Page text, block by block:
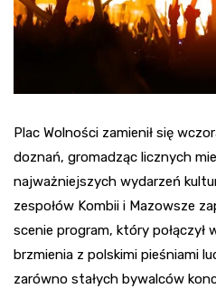
Plac Wolności zamienił się
doznań, gromadząc licznych
najważniejszych wydarzeń
zespołów Kombii i Mazowsze
scenie program, który połączył
brzmienia z polskimi pieśniami
zarówno stałych bywalców